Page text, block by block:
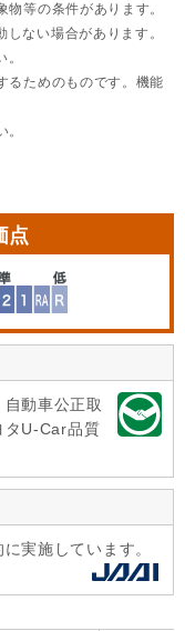
等の条件があります。
ない場合があります。
るためのものです。機能
点
動車公正取
タU-Car品質
実施しています。